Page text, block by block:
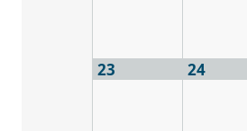
23 24